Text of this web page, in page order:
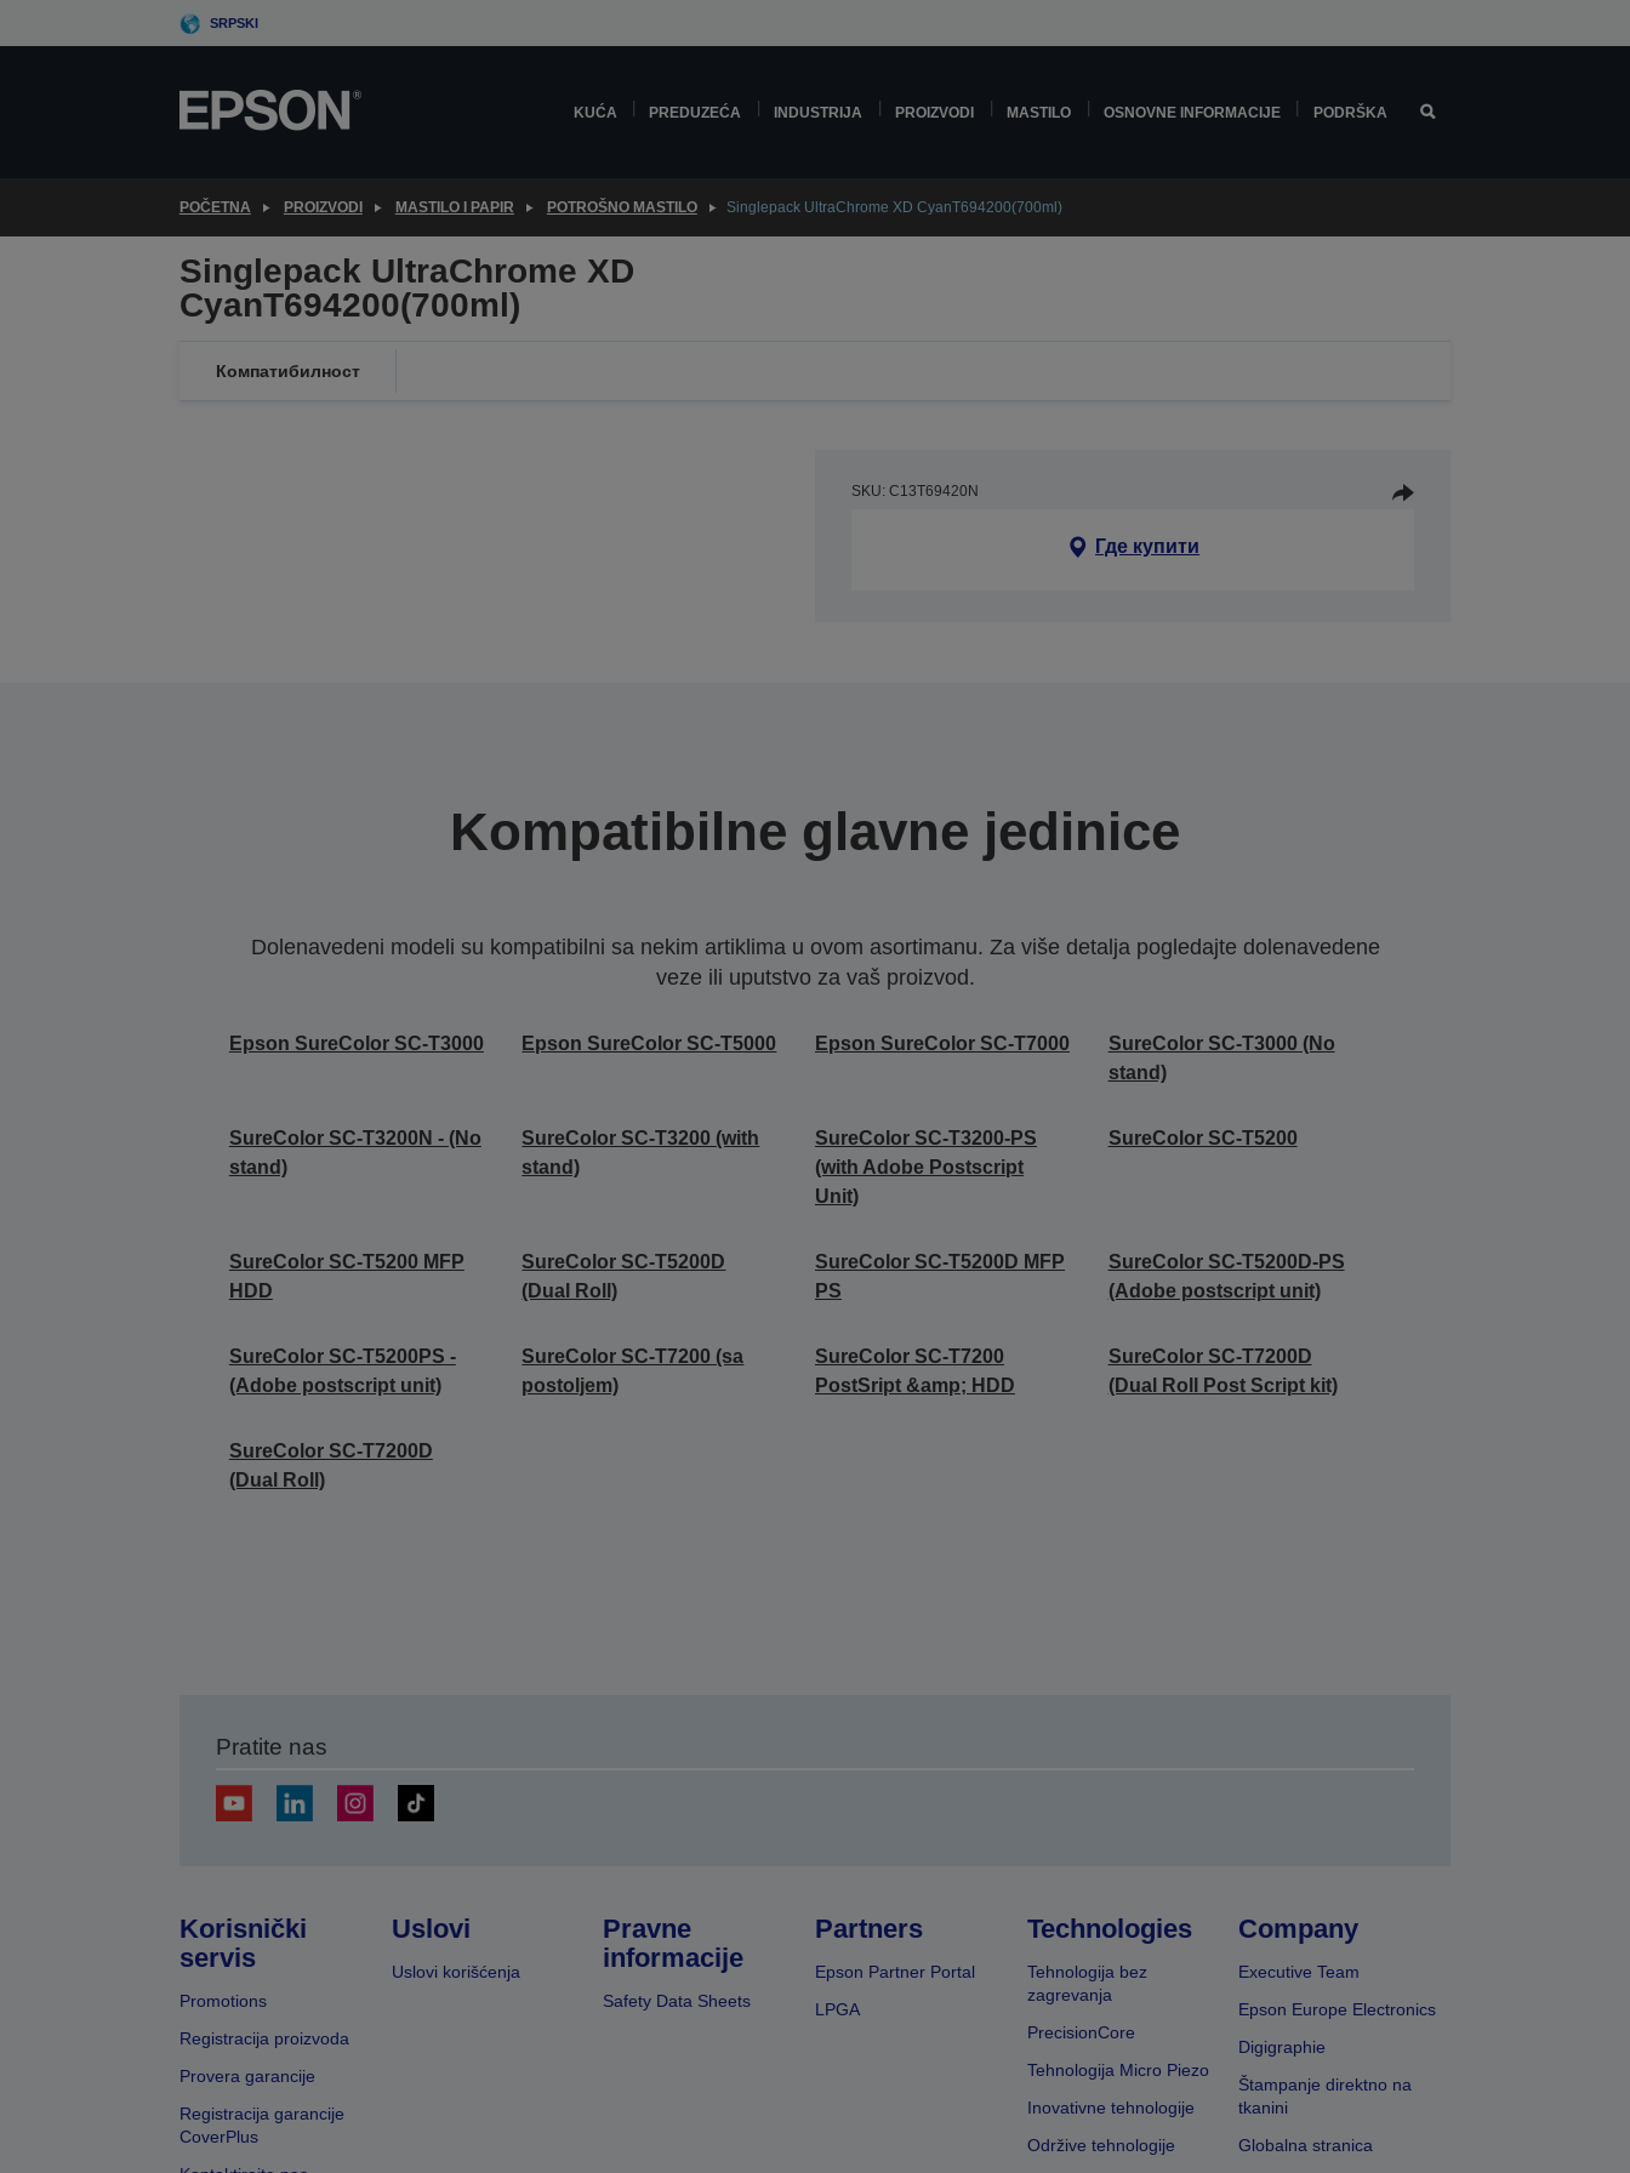
to
SRPSKI
KUĆA PREDUZEĆA INDUSTRIJA PROIZVODI MASTILO OSNOVNE INFORMACIJE PODRŠKA
POČETNA PROIZVODI MASTILO I PAPIR POTROŠNO MASTILO Singlepack UltraChrome XD CyanT694200(700ml)
Singlepack UltraChrome XD
CyanT694200(700ml)
Компатибилност
SKU: C13T69420N
Где купити
Kompatibilne glavne jedinice
Dolenavedeni modeli su kompatibilni sa nekim artiklima u ovom asortimanu. Za više detalja pogledajte dolenavedene
veze ili uputstvo za vaš proizvod.
Epson SureColor SC-T3000 Epson SureColor SC-T5000 Epson SureColor SC-T7000
SureColor SC-T3000 (No
stand)
SureColor SC-T3200N - (No
stand)
SureColor SC-T3200 (with
stand)
SureColor SC-T3200-PS
(with Adobe Postscript
Unit)
SureColor SC-T5200
SureColor SC-T5200 MFP
HDD
SureColor SC-T5200D
(Dual Roll)
SureColor SC-T5200D MFP
PS
SureColor SC-T5200D-PS
(Adobe postscript unit)
SureColor SC-T5200PS -
(Adobe postscript unit)
SureColor SC-T7200 (sa
postoljem)
SureColor SC-T7200
PostSript &amp; HDD
SureColor SC-T7200D
(Dual Roll Post Script kit)
SureColor SC-T7200D
(Dual Roll)
Pratite nas
Korisnički
servis
Promotions
Registracija proizvoda
Provera garancije
Registracija garancije
CoverPlus
Uslovi
Uslovi korišćenja
Pravne
informacije
Safety Data Sheets
Partners
Epson Partner Portal
LPGA
Technologies
Tehnologija bez
zagrevanja
PrecisionCore
Tehnologija Micro Piezo
Inovativne tehnologije
Održive tehnologije
Company
Executive Team
Epson Europe Electronics
Digigraphie
Štampanje direktno na
tkanini
Globalna stranica